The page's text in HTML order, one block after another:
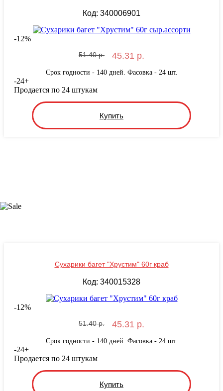
Код: 340006901
-12%
51.40 р. 45.31 р.
Срок годности - 140 дней. Фасовка - 24 шт.
-24+
Купить
Продается по 24 штукам
Сухарики багет "Хрустим" 60г краб
Код: 340015328
-12%
51.40 р. 45.31 р.
Срок годности - 140 дней. Фасовка - 24 шт.
-24+
Купить
Продается по 24 штукам